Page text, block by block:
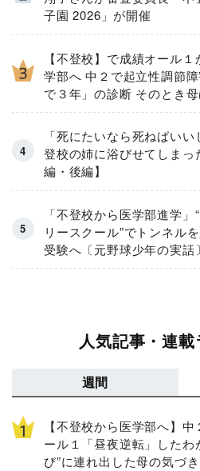
子園 2026」が開催
【不登校】で成績オール
学部へ 中２で起立性調節
で３年」の診断 そのとき
「死にたいなら死ねばい
登校の姉に浴びせてしまっ
編・後編】
「不登校から医学部進学」
リースクール”でトンネル
受験へ〔元野球少年の実話〕
人気記事・連
週間
【不登校から医学部へ】
ール１「昼夜逆転」したわ
び”に連れ出した母の気づき